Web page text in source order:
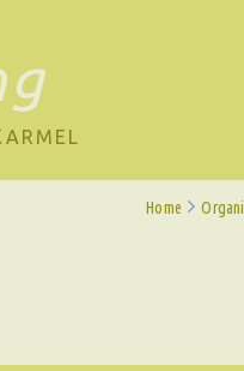
Home